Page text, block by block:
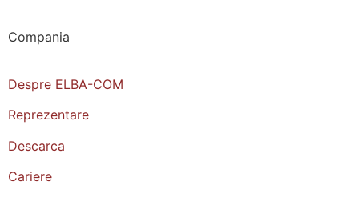
Compania
Despre ELBA-COM
Reprezentare
Descarca
Cariere